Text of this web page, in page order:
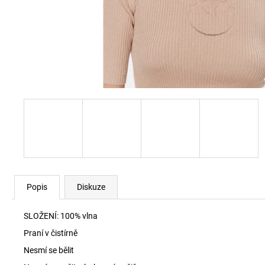
Popis Diskuze
SLOŽENÍ: 100% vlna
Praní v čistírně
Nesmí se bělit
60920 LEHKÝ SVERT 6051